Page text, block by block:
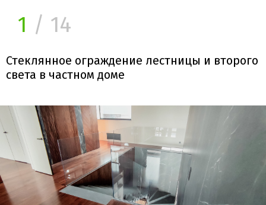
1 / 14
Стеклянное ограждение лестницы и второго
света в частном доме